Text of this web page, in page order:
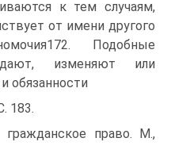
к тем случаям,
от имени другого
Подобные
изменяют или
обязанности
183.
право. М.,